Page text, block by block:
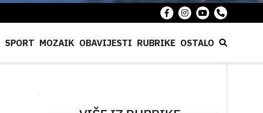
SPORT MOZAIK OBAVIJESTI RUBRIKE OSTALO